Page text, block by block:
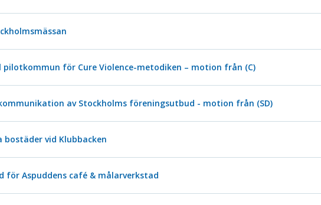
pilotkommun för Cure Violence-metodiken – motion från (C)
av Stockholms föreningsutbud - motion från (SD)
vid Klubbacken
för Aspuddens café & målarverkstad